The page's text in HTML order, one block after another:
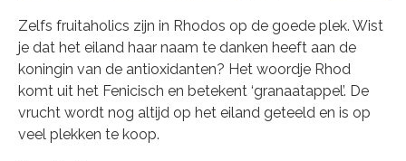
Zelfs fruitaholics zijn in Rhodos op de goede plek. Wist
je dat het eiland haar naam te danken heeft aan de
koningin van de antioxidanten? Het woordje Rhod
komt uit het Fenicisch en betekent ‘granaatappel’. De
vrucht wordt nog altijd op het eiland geteeld en is op
veel plekken te koop.